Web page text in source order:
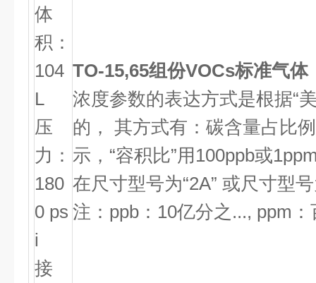
体
积：
104
L
压
力：
180
0 ps
i
接
TO-15,65组份VOCs标准气体
浓度参数的表达方式是根据“
的， 其方式有：碳含量占比
示，“容积比”用100ppb或
在尺寸型号为“2A” 或尺寸型号
注：ppb：10亿分之..., ppm